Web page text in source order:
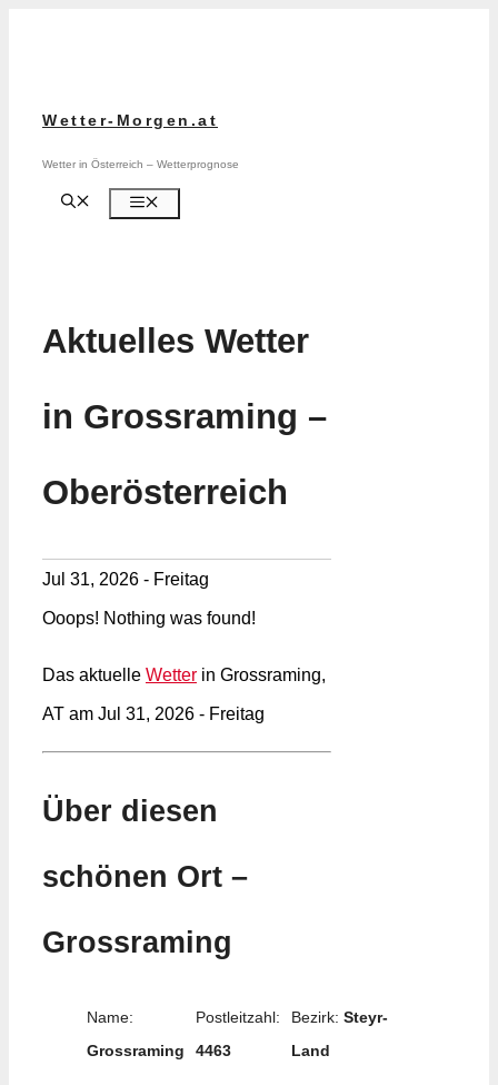
Wetter-Morgen.at
Wetter in Österreich – Wetterprognose
Aktuelles Wetter
in Grossraming –
Oberösterreich
Jul 31, 2026 - Freitag
Ooops! Nothing was found!
Das aktuelle Wetter in Grossraming,
AT am Jul 31, 2026 - Freitag
Über diesen
schönen Ort –
Grossraming
Name:
Grossraming
Postleitzahl:
4463
Bezirk: Steyr-
Land